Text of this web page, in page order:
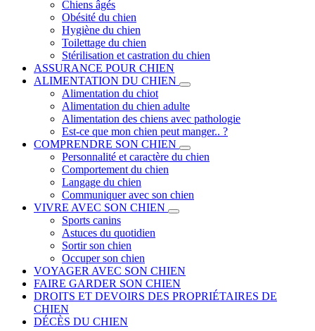
Chiens âgés
Obésité du chien
Hygiène du chien
Toilettage du chien
Stérilisation et castration du chien
ASSURANCE POUR CHIEN
ALIMENTATION DU CHIEN
Alimentation du chiot
Alimentation du chien adulte
Alimentation des chiens avec pathologie
Est-ce que mon chien peut manger.. ?
COMPRENDRE SON CHIEN
Personnalité et caractère du chien
Comportement du chien
Langage du chien
Communiquer avec son chien
VIVRE AVEC SON CHIEN
Sports canins
Astuces du quotidien
Sortir son chien
Occuper son chien
VOYAGER AVEC SON CHIEN
FAIRE GARDER SON CHIEN
DROITS ET DEVOIRS DES PROPRIÉTAIRES DE
CHIEN
DÉCÈS DU CHIEN